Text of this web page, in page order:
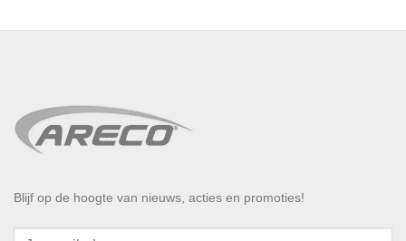
Blijf op de hoogte van nieuws, acties en promoties!